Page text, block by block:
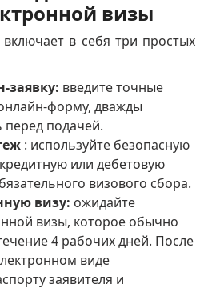
визы
в себя три простых
заявку: введите точные
форму, дважды
перед подачей.
: используйте безопасную
или дебетовую
визового сбора.
визу: ожидайте
визы, которое обычно
4 рабочих дней. После
виде
заявителя и